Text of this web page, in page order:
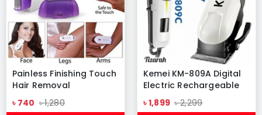
Painless Finishing Touch
Hair Removal
৳ 740 ৳ 1,280
Kemei KM-809A Digital
Electric Rechargeable
Professional Hair
Clipper Trimmer
৳ 1,899 ৳ 2,299